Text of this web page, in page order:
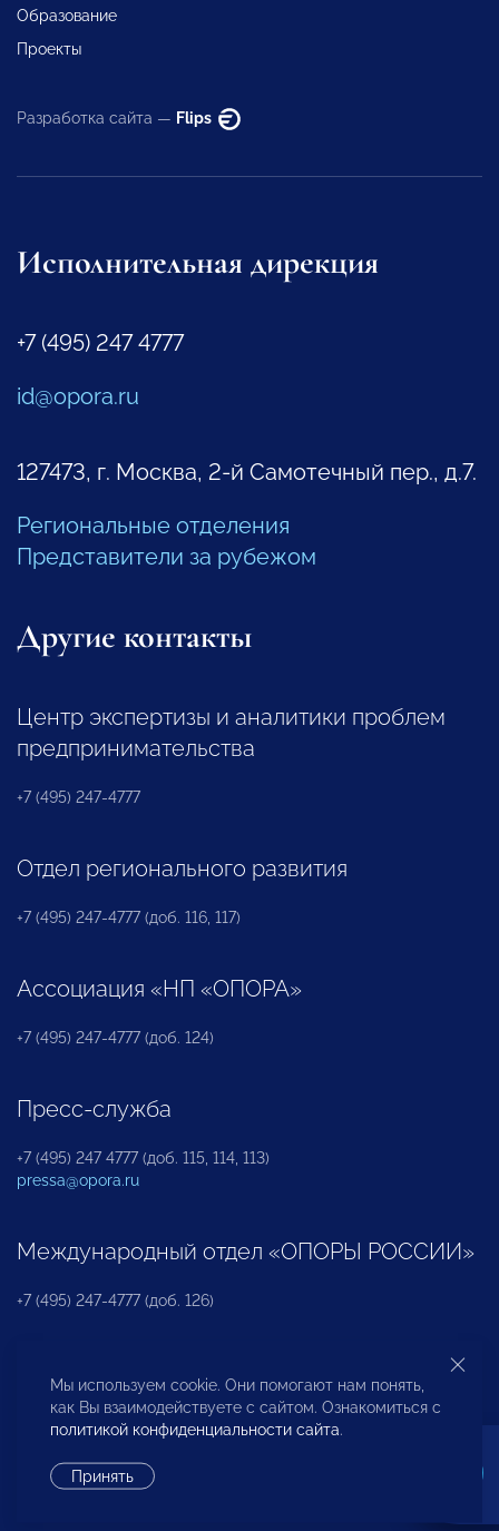
Образование
Проекты
Разработка сайта — Flips
Исполнительная дирекция
+7 (495) 247 4777
id@opora.ru
127473, г. Москва, 2-й Самотечный пер., д.7.
Региональные отделения
Представители за рубежом
Другие контакты
Центр экспертизы и аналитики проблем
предпринимательства
+7 (495) 247-4777
Отдел регионального развития
+7 (495) 247-4777 (доб. 116, 117)
Ассоциация «НП «ОПОРА»
+7 (495) 247-4777 (доб. 124)
Пресс-служба
+7 (495) 247 4777 (доб. 115, 114, 113)
pressa@opora.ru
Международный отдел «ОПОРЫ РОССИИ»
+7 (495) 247-4777 (доб. 126)
Бюро по защите прав предпринимателей и
инвесторов
Мы используем cookie. Они помогают нам понять,
как Вы взаимодействуете с сайтом. Ознакомиться с
политикой конфиденциальности сайта.
Принять